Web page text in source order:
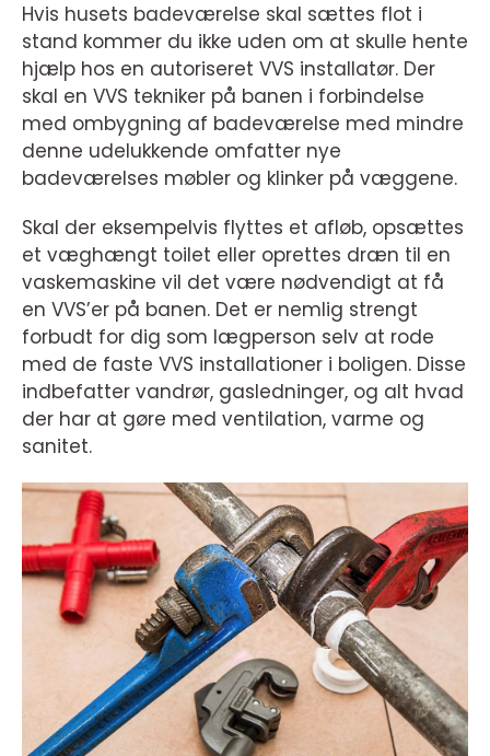
Hvis husets badeværelse skal sættes flot i
stand kommer du ikke uden om at skulle hente
hjælp hos en autoriseret VVS installatør. Der
skal en VVS tekniker på banen i forbindelse
med ombygning af badeværelse med mindre
denne udelukkende omfatter nye
badeværelses møbler og klinker på væggene.
Skal der eksempelvis flyttes et afløb, opsættes
et væghængt toilet eller oprettes dræn til en
vaskemaskine vil det være nødvendigt at få
en VVS’er på banen. Det er nemlig strengt
forbudt for dig som lægperson selv at rode
med de faste VVS installationer i boligen. Disse
indbefatter vandrør, gasledninger, og alt hvad
der har at gøre med ventilation, varme og
sanitet.